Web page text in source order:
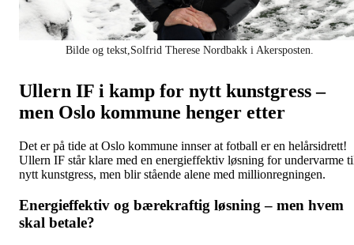
Bilde og tekst,Solfrid Therese Nordbakk i Akersposten.
Ullern IF i kamp for nytt kunstgress –
men Oslo kommune henger etter
Det er på tide at Oslo kommune innser at fotball er en helårsidrett!
Ullern IF står klare med en energieffektiv løsning for undervarme
nytt kunstgress, men blir stående alene med millionregningen.
Energieffektiv og bærekraftig løsning – men hvem
skal betale?